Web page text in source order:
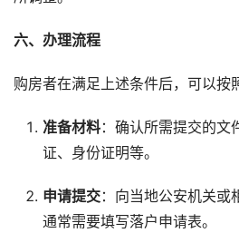
六、办理流程
购房者在满足上述条件后，可以按
准备材料：确认所需提交的文
证、身份证明等。
申请提交：向当地公安机关或
通常需要填写落户申请表。